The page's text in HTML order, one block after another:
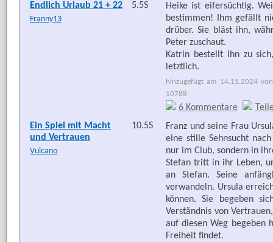
Endlich Urlaub 21 + 22
Franny13
5.5S
Heike ist eifersüchtig.
bestimmen! Ihm gefällt
drüber. Sie bläst ihn,
Peter zuschaut.
Katrin bestellt ihn zu
letztlich.
hinzugefügt am 14.11.2024
10788
6 Kommentare
Ein Spiel mit Macht
und Vertrauen
Vulcano
10.5S
Franz und seine Frau
eine stille Sehnsucht
nur im Club, sondern in
Stefan tritt in ihr Leben,
an Stefan. Seine
verwandeln. Ursula
können. Sie begeben
Verständnis von
auf diesen Weg begeben
Freiheit findet.